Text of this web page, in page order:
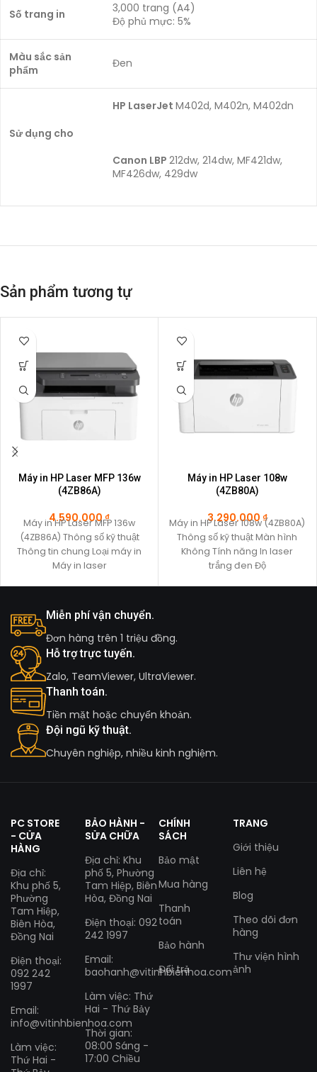
Số trang in
3,000 trang (A4)
Độ phủ mực: 5%
Màu sắc sản
phẩm
Đen
Sử dụng cho
HP LaserJet M402d, M402n, M402dn
Canon LBP 212dw, 214dw, MF421dw,
MF426dw, 429dw
Sản phẩm tương tự
Máy in HP Laser MFP 136w
(4ZB86A)
4.590.000₫
Máy in HP Laser MFP 136w
(4ZB86A) Thông số kỹ thuật
Thông tin chung Loại máy in
Máy in laser
Máy in HP Laser 108w
(4ZB80A)
3.290.000₫
Máy in HP Laser 108w (4ZB80A)
Thông số kỹ thuật Màn hình
Không Tính năng In laser
trắng đen Độ
Miễn phí vận chuyển.
Đơn hàng trên 1 triệu đồng.
Hỗ trợ trực tuyến.
Zalo, TeamViewer, UltraViewer.
Thanh toán.
Tiền mặt hoặc chuyển khoản.
Đội ngũ kỹ thuật.
Chuyên nghiệp, nhiều kinh nghiệm.
PC STORE
- CỬA
HÀNG
Địa chỉ:
Khu phố 5,
Phường
Tam Hiệp,
Biên Hòa,
Đồng Nai
Điện thoại:
092 242
1997
Email:
info@vitinhbienhoa.com
Làm việc:
Thứ Hai -
BẢO HÀNH -
SỬA CHỮA
Địa chỉ: Khu
phố 5, Phường
Tam Hiệp, Biên
Hòa, Đồng Nai
Điện thoại: 092
242 1997
Email:
baohanh@vitinhbienhoa.com
Làm việc: Thứ
Hai - Thứ Bảy
Thời gian:
08:00 Sáng -
17:00 Chiều
CHÍNH
SÁCH
Bảo mật
Mua hàng
Thanh
toán
Bảo hành
Đổi trả
TRANG
Giới thiệu
Liên hệ
Blog
Theo dõi đơn
hàng
Thư viện hình
ảnh